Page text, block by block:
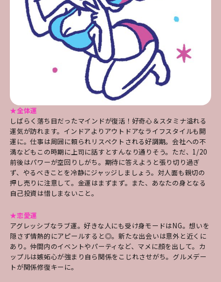
★全体運
しばらく落ち目だったマインドが復活！好奇心＆スタミナ溢れる
運気が訪れます。インドアよりアウトドアなライフスタイルも開
運に。仕事は周囲に頼られリスペクトされる好調期。会社への不
満などもこの時期に上司に話すとすんなり通りそう。ただ、1/20
前後はパワーが空回りしがち。期待に答えようと張り切り過ぎ
ず、やるべきことを冷静にジャッジしましょう。対人面も親切の
押し売りに注意して。金運はまずまず。また、あなたの身となる
自己投資は惜しまないこと。
★恋愛運
アグレッシブなラブ運。好きな人にも受け身モードはNG。想いを
隠さず情熱的にアピールすると◎。新たな出会いは意外と近くに
あり。仲間内のイベントやパーティなど、マメに顔を出して。カ
ップルは嫉妬心が強まり自ら関係をこじれさせがち。グルメデー
トが関係修復キーに。